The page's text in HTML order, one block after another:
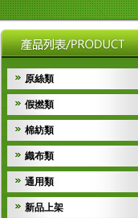
原絲類
假撚類
棉紡類
織布類
通用類
新品上架